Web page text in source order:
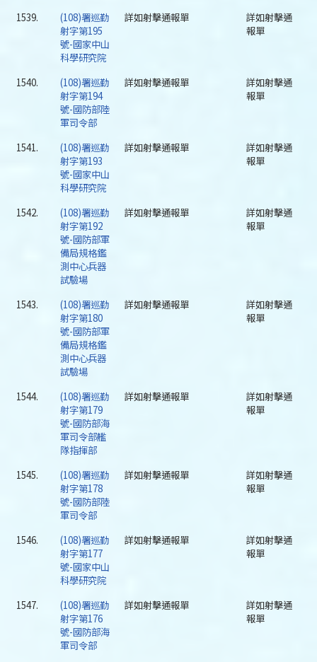
1539.
(108)署巡勤
射字第195
號-國家中山
科學研究院
詳如射擊通報單
詳如射擊通
報單
1540.
(108)署巡勤
射字第194
號-國防部陸
軍司令部
詳如射擊通報單
詳如射擊通
報單
1541.
(108)署巡勤
射字第193
號-國家中山
科學研究院
詳如射擊通報單
詳如射擊通
報單
1542.
(108)署巡勤
射字第192
號-國防部軍
備局規格鑑
測中心兵器
試驗場
詳如射擊通報單
詳如射擊通
報單
1543.
(108)署巡勤
射字第180
號-國防部軍
備局規格鑑
測中心兵器
試驗場
詳如射擊通報單
詳如射擊通
報單
1544.
(108)署巡勤
射字第179
號-國防部海
軍司令部艦
隊指揮部
詳如射擊通報單
詳如射擊通
報單
1545.
(108)署巡勤
射字第178
號-國防部陸
軍司令部
詳如射擊通報單
詳如射擊通
報單
1546.
(108)署巡勤
射字第177
號-國家中山
科學研究院
詳如射擊通報單
詳如射擊通
報單
1547.
(108)署巡勤
射字第176
號-國防部海
軍司令部
詳如射擊通報單
詳如射擊通
報單